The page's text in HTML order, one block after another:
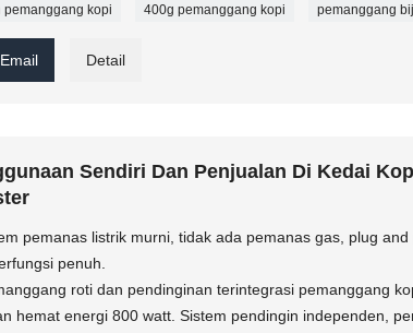
pemanggang kopi 400g pemanggang kopi pemanggang
Email Detail
Sendiri Dan Penjualan Di Kedai
pemanas listrik murni, tidak ada pemanas gas, plug
penuh.
roti dan pendinginan terintegrasi pemanggang
hemat energi 800 watt. Sistem pendingin independen,